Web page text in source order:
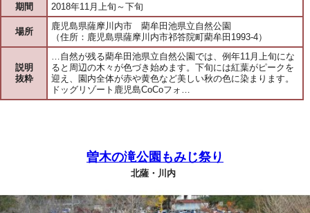
期間 2018年11月上旬～下旬
場所
鹿児島県薩摩川内市 藺牟田池県立自然公園
（住所：鹿児島県薩摩川内市祁答院町藺牟田1993-4）
説明
抜粋
…自然が残る藺牟田池県立自然公園では、例年11月上旬にな
ると周辺の木々が色づき始めます。下旬には紅葉がピークを
迎え、園内全体が赤や黄色など美しい秋の色に染まります。
ドッグリゾート鹿児島CoCoフォ…
曽木の滝公園もみじ祭り
北薩・川内